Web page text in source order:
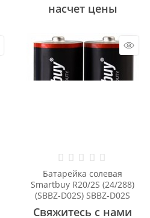
насчет цены
Батарейка солевая
Smartbuy R20/2S (24/288)
(SBBZ-D02S) SBBZ-D02S
Свяжитесь с нами